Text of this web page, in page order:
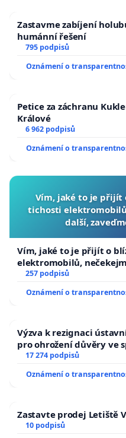
Zastavme zabíjení
humánní řešení
795 podpisů
Oznámení o
Petice za záchranu
Králové
6 962 podpisů
Oznámení o
Vím, jaké to je přijít
tichosti
další,
Vím, jaké to je přijít o
elektromobilů,
zaveďme slyšitelná auta!
257 podpisů
Oznámení o
Výzva k rezignaci
pro ohrožení důvěry ve
17 274 podpisů
Oznámení o
Zastavte prodej Letiště
10 podpisů